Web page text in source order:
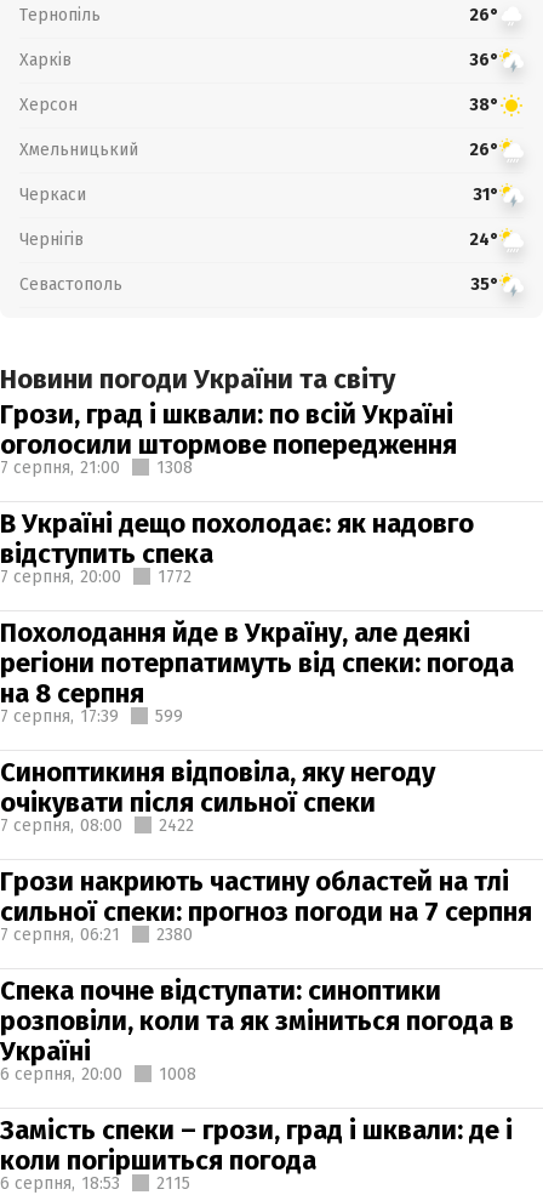
Тернопіль 26°
Харків 36°
Херсон 38°
Хмельницький 26°
Черкаси 31°
Чернігів 24°
Севастополь 35°
Новини погоди України та світу
Грози, град і шквали: по всій Україні
оголосили штормове попередження
7 серпня, 21:00 1308
В Україні дещо похолодає: як надовго
відступить спека
7 серпня, 20:00 1772
Похолодання йде в Україну, але деякі
регіони потерпатимуть від спеки: погода
на 8 серпня
7 серпня, 17:39 599
Синоптикиня відповіла, яку негоду
очікувати після сильної спеки
7 серпня, 08:00 2422
Грози накриють частину областей на тлі
сильної спеки: прогноз погоди на 7 серпня
7 серпня, 06:21 2380
Спека почне відступати: синоптики
розповіли, коли та як зміниться погода в
Україні
6 серпня, 20:00 1008
Замість спеки – грози, град і шквали: де і
коли погіршиться погода
6 серпня, 18:53 2115